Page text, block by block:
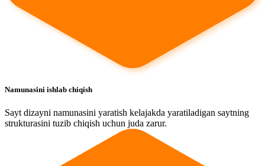
Namunasini ishlab chiqish
Sayt dizayni namunasini yaratish kelajakda yaratiladigan saytning
strukturasini tuzib chiqish uchun juda zarur.